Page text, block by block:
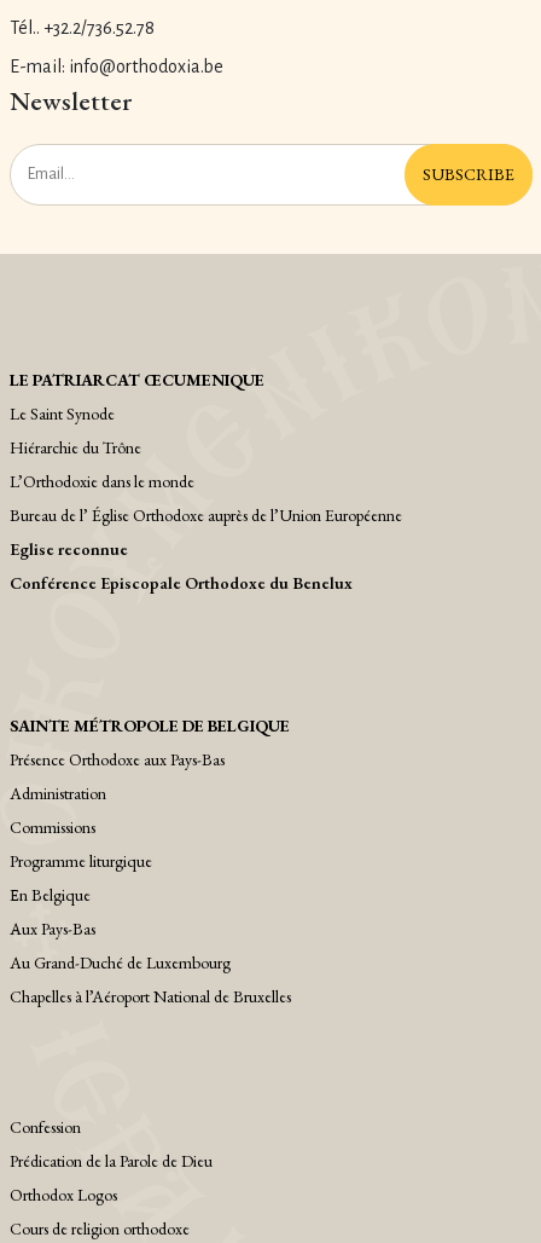
Tél.. +32.2/736.52.78
E-mail: info@orthodoxia.be
Newsletter
SUBSCRIBE
LE PATRIARCAT ŒCUMENIQUE
Le Saint Synode
Hiérarchie du Trône
L’Orthodoxie dans le monde
Bureau de l’ Église Orthodoxe auprès de l’Union Européenne
Eglise reconnue
Conférence Episcopale Orthodoxe du Benelux
SAINTE MÉTROPOLE DE BELGIQUE
Présence Orthodoxe aux Pays-Bas
Administration
Commissions
Programme liturgique
Εn Belgique
Αux Pays-Bas
Au Grand-Duché de Luxembourg
Chapelles à l’Aéroport National de Bruxelles
Confession
Prédication de la Parole de Dieu
Orthodox Logos
Cours de religion orthodoxe